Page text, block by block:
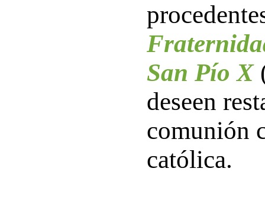
San Pío X
deseen
comunión
católica.